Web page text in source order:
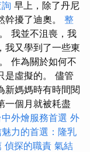
早上，除了丹尼
幹擾了迪奧。 整
我並不沮喪，我
我又學到了一些東
作為關於如何不
是虛擬的。 儘管
新媽媽時有時間閱
一個月就被耗盡
中外燴服務首選 外
力的首選：隆乳
偵探的職責 氣結